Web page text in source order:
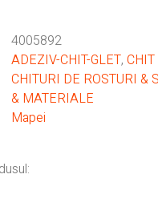
4005892
ADEZIV-CHIT-GLET, CHIT
CHITURI DE ROSTURI &
& MATERIALE
Mapei